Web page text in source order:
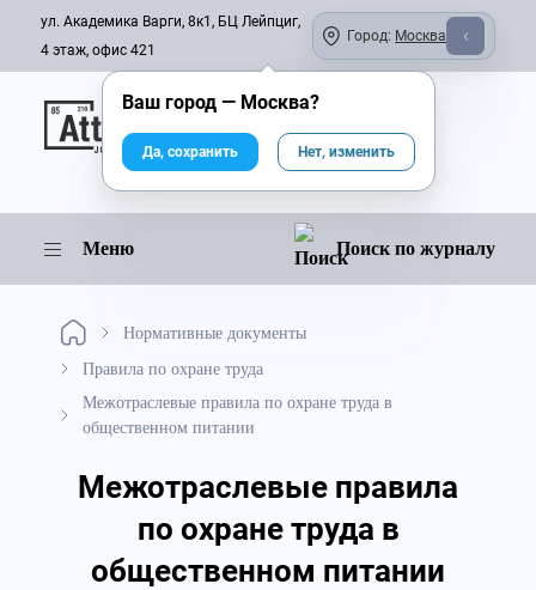
ул. Академика Варги, 8к1, БЦ Лейпциг,
4 этаж, офис 421
Город: Москва
Онлайн-журнал
Меню Поиск по журналу
Нормативные документы
Правила по охране труда
Межотраслевые правила по охране труда в
общественном питании
Межотраслевые правила
по охране труда в
общественном питании
Ваш город — Москва?
Да, сохранить Нет, изменить